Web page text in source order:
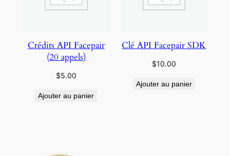
Crédits API Facepair
(20 appels)
$5.00
Ajouter au panier
Clé API Facepair SDK
$10.00
Ajouter au panier